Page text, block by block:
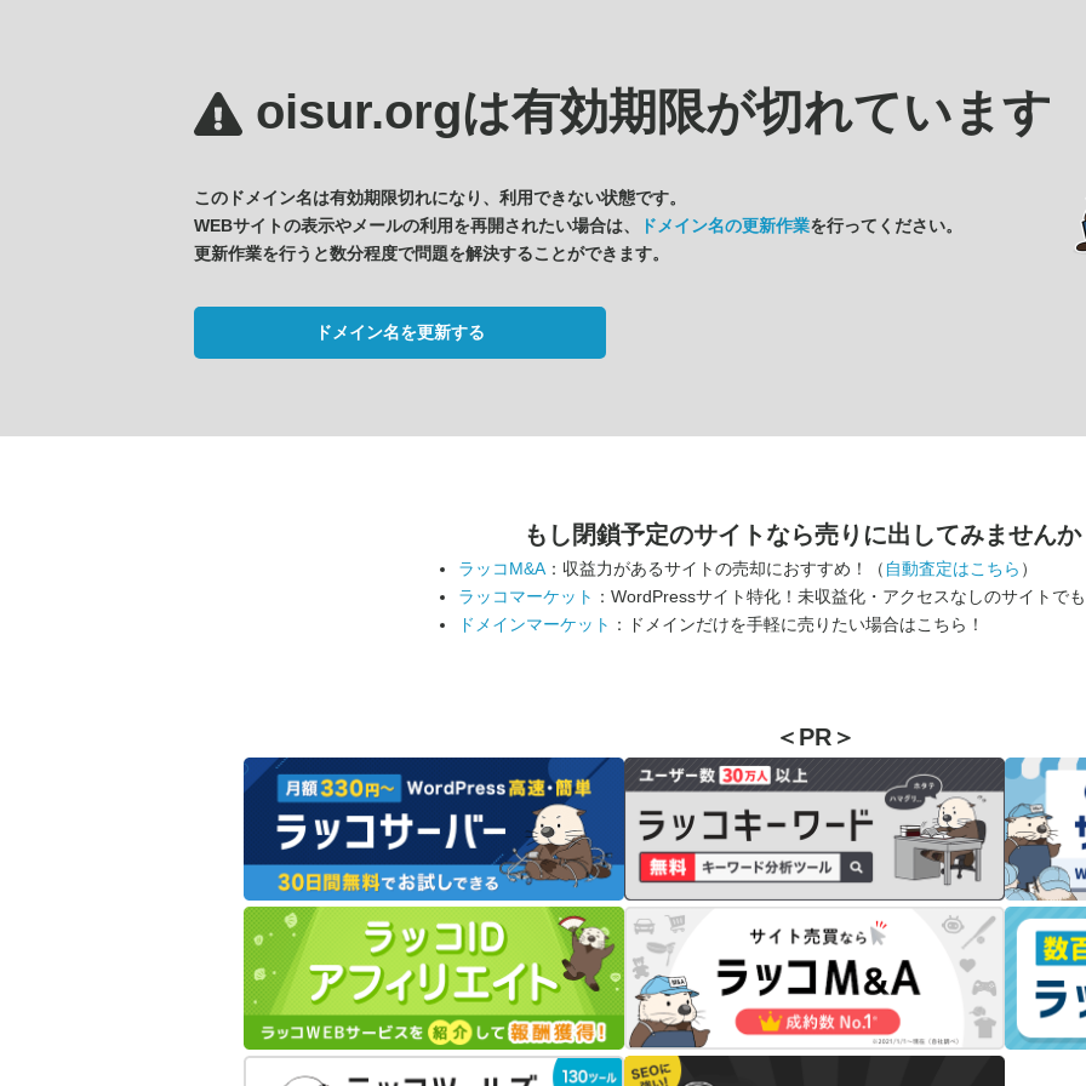
oisur.orgは有効期限が切れています
このドメイン名は有効期限切れになり、利用できない状態です。
WEBサイトの表示やメールの利用を再開されたい場合は、
ドメイン名の更新作業を行ってください。
更新作業を行うと数分程度で問題を解決することができます。
ドメイン名を更新する
もし閉鎖予定のサイトなら売りに出してみませんか
ラッコM&A ：収益力があるサイトの売却におすすめ！（ 自動査定はこちら ）
ラッコマーケット ：WordPressサイト特化！未収益化・アクセスなしのサイトで
ドメインマーケット ：ドメインだけを手軽に売りたい場合はこちら！
＜PR＞